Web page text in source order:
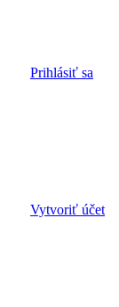
Prihlásiť sa
Vytvoriť účet